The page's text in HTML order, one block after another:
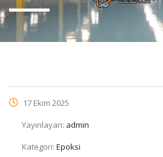
17 Ekim 2025
Yayınlayan: admin
Kategori: Epoksi